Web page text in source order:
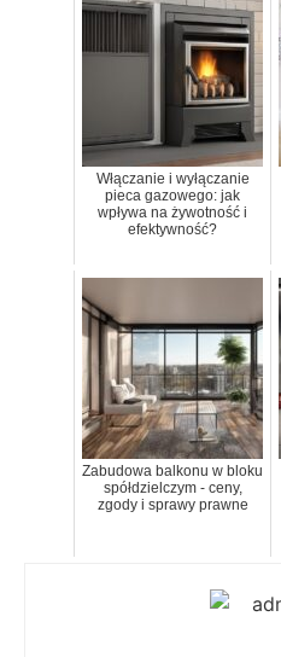
Włączanie i wyłączanie
pieca gazowego: jak
wpływa na żywotność i
efektywność?
Zabudowa balkonu w bloku
spółdzielczym - ceny,
zgody i sprawy prawne